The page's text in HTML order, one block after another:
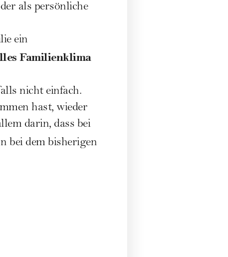
als persönliche
ein
Familienklima
nicht einfach.
hast, wieder
darin, dass bei
bei dem bisherigen